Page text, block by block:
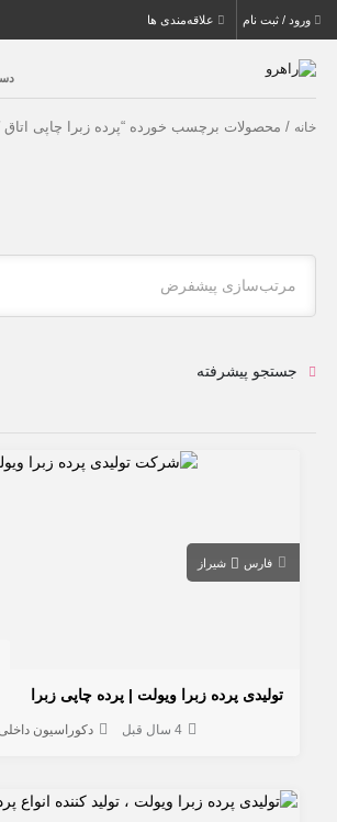
ورود / ثبت نام علاقه‌مندی ها
خانه / محصولات برچسب خورده “پرده زبرا چاپی
مرتب‌سازی پیشفرض
جستجو پیشرفته
فارس شیراز
تولیدی پرده زبرا ویولت | پرده چاپی زبرا
4 سال قبل دکوراسیون داخلی